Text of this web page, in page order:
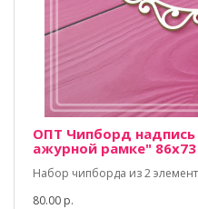
ОПТ Чипборд
ажурной рамке"
Набор чипборда из 2
80.00 р.